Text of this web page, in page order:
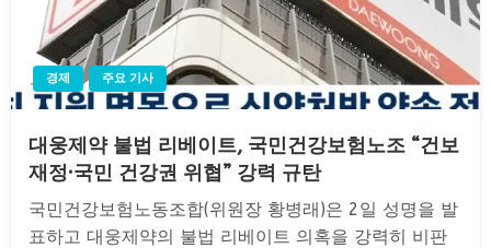
경제 주요 기사
대웅제약 불법 리베이트, 국민건강보험노조 “건보
재정·국민 건강권 위협” 강력 규탄
국민건강보험노동조합(위원장 황병래)은 2일 성명을 발
표하고 대웅제약의 불법 리베이트 의혹을 강력히 비판